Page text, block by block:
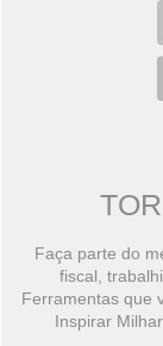
Faça parte do
fiscal,
Ferramentas que
Inspirar